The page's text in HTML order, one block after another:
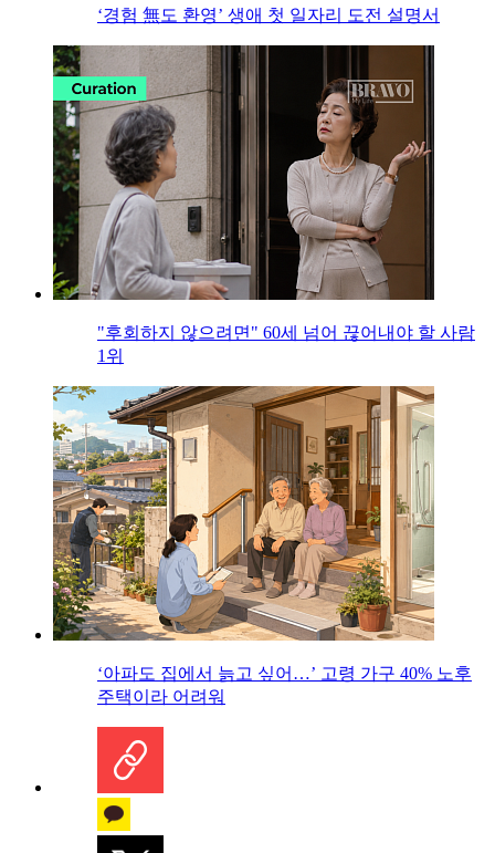
‘경험 無도 환영’ 생애 첫 일자리 도전 설명서
"후회하지 않으려면" 60세 넘어 끊어내야 할 사람
1위
‘아파도 집에서 늙고 싶어…’ 고령 가구 40% 노후
주택이라 어려워